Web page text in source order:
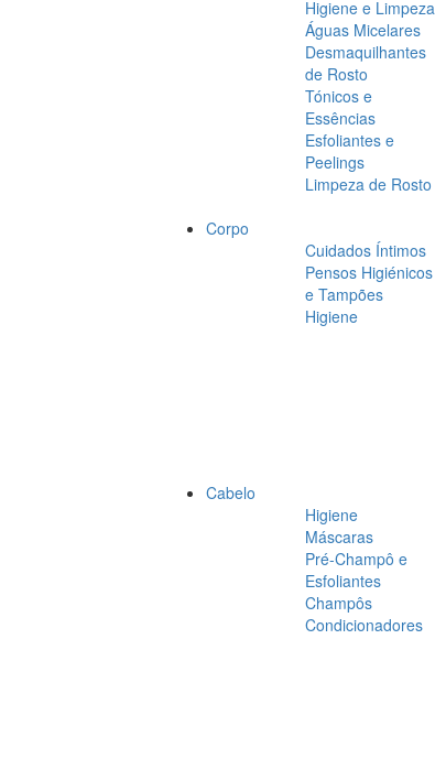
Higiene e Limpeza
Águas Micelares
Desmaquilhantes
de Rosto
Tónicos e
Essências
Esfoliantes e
Peelings
Limpeza de Rosto
Corpo
Cuidados Íntimos
Pensos Higiénicos
e Tampões
Higiene
Cabelo
Higiene
Máscaras
Pré-Champô e
Esfoliantes
Champôs
Condicionadores